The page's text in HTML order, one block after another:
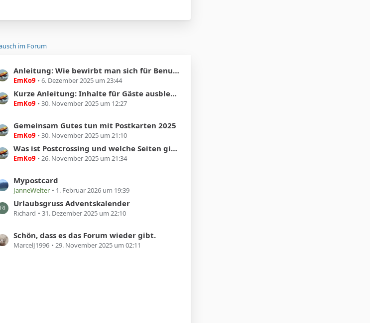
im Forum
Anleitung: Wie bewirbt man sich für Benutzergruppen
EmKo9 6. Dezember 2025 um 23:44
Kurze Anleitung: Inhalte für Gäste ausblenden
EmKo9 30. November 2025 um 12:27
Gemeinsam Gutes tun mit Postkarten 2025
EmKo9 30. November 2025 um 21:10
Was ist Postcrossing und welche Seiten gibt es dafür
EmKo9 26. November 2025 um 21:34
Mypostcard
JanneWelter 1. Februar 2026 um 19:39
Urlaubsgruss Adventskalender
Richard 31. Dezember 2025 um 22:10
Schön, dass es das Forum wieder gibt.
MarcelJ1996 29. November 2025 um 02:11